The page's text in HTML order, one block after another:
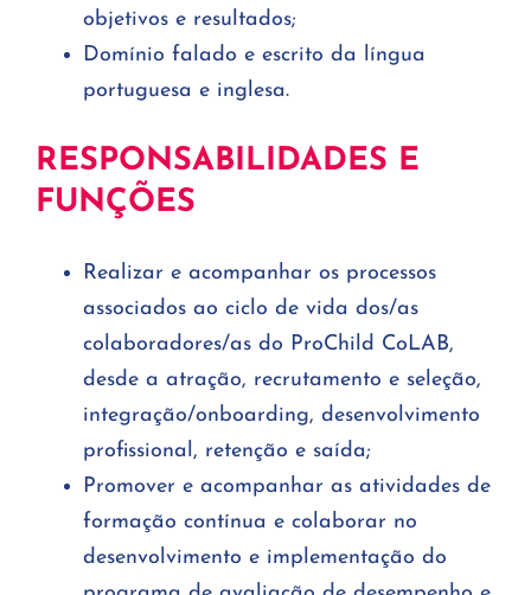
objetivos e resultados;
Domínio falado e escrito da língua
portuguesa e inglesa.
RESPONSABILIDADES E
FUNÇÕES
Realizar e acompanhar os processos
associados ao ciclo de vida dos/as
colaboradores/as do ProChild CoLAB,
desde a atração, recrutamento e seleção,
integração/onboarding, desenvolvimento
profissional, retenção e saída;
Promover e acompanhar as atividades de
formação contínua e colaborar no
desenvolvimento e implementação do